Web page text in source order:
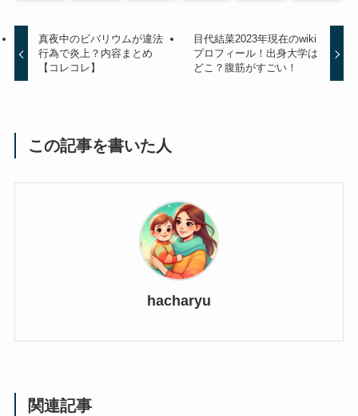
真夜中のビバリウムが違法
行為で炎上？内容まとめ
【コレコレ】
目代結菜2023年現在のwiki
プロフィール！出身大学は
どこ？腹筋がすごい！
この記事を書いた人
hacharyu
関連記事